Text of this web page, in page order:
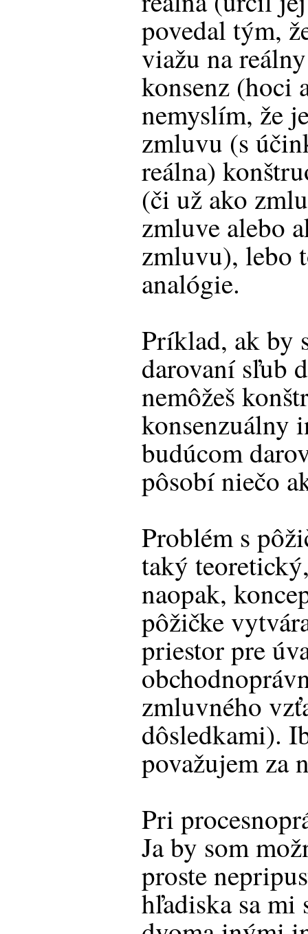
povedal tým,
viažu na
konsenz (hoci
nemyslím, že
zmluvu (s
reálna)
(či už ako
zmluve alebo
zmluvu), lebo
analógie.
Príklad, ak by
darovaní sľub
nemôžeš
konsenzuálny
budúcom
pôsobí niečo
Problém s
taký
naopak,
pôžičke
priestor pre
zmluvného
dôsledkami).
považujem za
Pri
Ja by som
proste
hľadiska sa mi